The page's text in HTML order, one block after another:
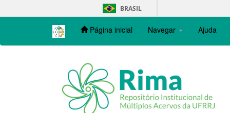
navigation
BRASIL
Página inicial Navegar Ajuda